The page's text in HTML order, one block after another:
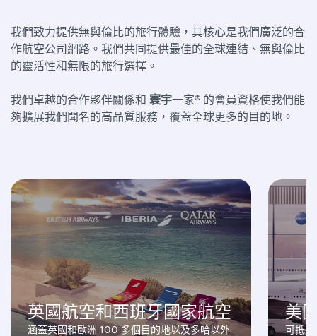
我們致力提供無與倫比的旅行體驗，其核心是我們廣泛的合
作航空公司網路。我們共同提供最佳的全球連結、無與倫比
的靈活性和無限的旅行選擇。
我們卓越的合作夥伴關係和 寰宇一家® 的會員資格使我們能
夠擴展我們聞名的高品質服務，覆蓋全球更多的目的地。
英國航空和西班牙國家航空
涵蓋英國和歐洲 100 多個目的地以及多哈以外
美
可抵